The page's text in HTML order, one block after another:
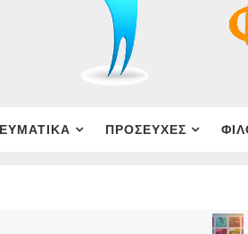
ΠΡΟΣΕΥΧΕΣ
ΝΕΑ